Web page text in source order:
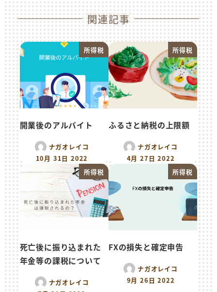
関連記事
所得税
開業後のアルバイト
ナガオレイコ
10月 31日 2022
所得税
ふるさと納税の上限額
ナガオレイコ
4月 27日 2022
所得税
死亡後に振り込まれた
年金等の課税について
ナガオレイコ
所得税
FXの損失と確定申告
ナガオレイコ
9月 26日 2022